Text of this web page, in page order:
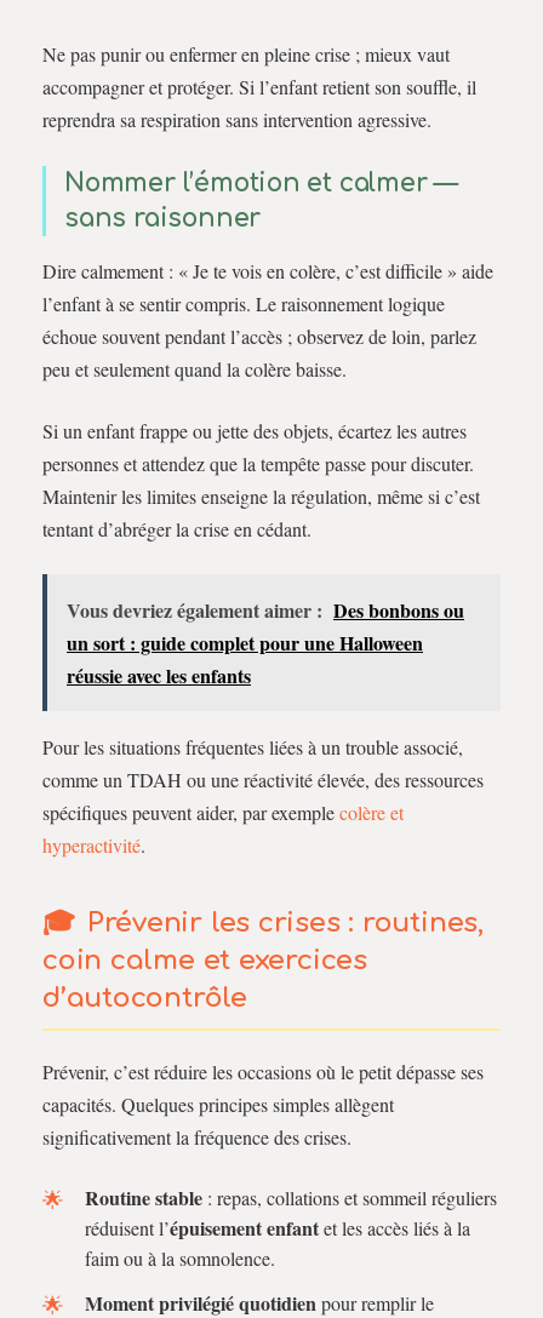
Ne pas punir ou enfermer en pleine crise ; mieux vaut
accompagner et protéger. Si l’enfant retient son souffle, il
reprendra sa respiration sans intervention agressive.
Nommer l’émotion et calmer —
sans raisonner
Dire calmement : « Je te vois en colère, c’est difficile » aide
l’enfant à se sentir compris. Le raisonnement logique
échoue souvent pendant l’accès ; observez de loin, parlez
peu et seulement quand la colère baisse.
Si un enfant frappe ou jette des objets, écartez les autres
personnes et attendez que la tempête passe pour discuter.
Maintenir les limites enseigne la régulation, même si c’est
tentant d’abréger la crise en cédant.
Vous devriez également aimer : Des bonbons ou
un sort : guide complet pour une Halloween
réussie avec les enfants
Pour les situations fréquentes liées à un trouble associé,
comme un TDAH ou une réactivité élevée, des ressources
spécifiques peuvent aider, par exemplecolère et
hyperactivité.
Prévenir les crises : routines,
coin calme et exercices
d’autocontrôle
Prévenir, c’est réduire les occasions où le petit dépasse ses
capacités. Quelques principes simples allègent
significativement la fréquence des crises.
Routine stable : repas, collations et sommeil réguliers
réduisent l’épuisement enfantet les accès liés à la
faim ou à la somnolence.
Moment privilégié quotidienpour remplir le